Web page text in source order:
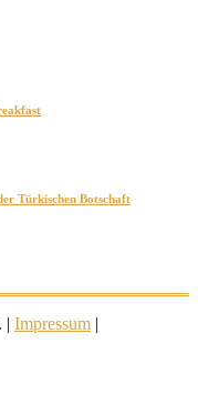
Türkischen Botschaft
| Impressum |